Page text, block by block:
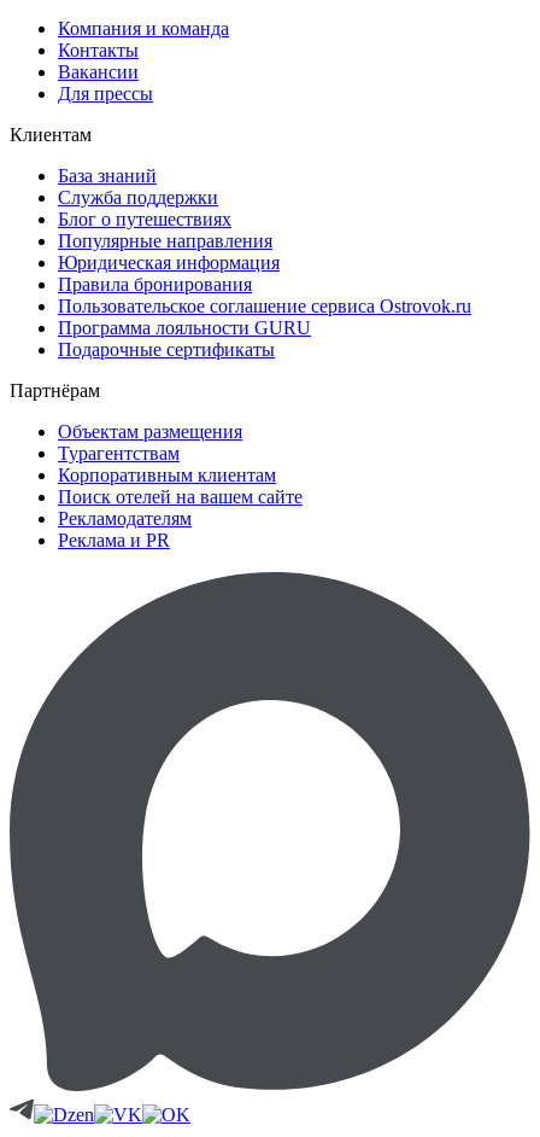
Компания и команда
Контакты
Вакансии
Для прессы
Клиентам
База знаний
Служба поддержки
Блог о путешествиях
Популярные направления
Юридическая информация
Правила бронирования
Пользовательское соглашение сервиса Ostrovok.ru
Программа лояльности GURU
Подарочные сертификаты
Партнёрам
Объектам размещения
Турагентствам
Корпоративным клиентам
Поиск отелей на вашем сайте
Рекламодателям
Реклама и PR